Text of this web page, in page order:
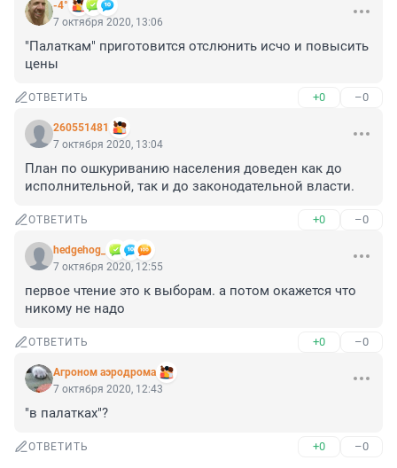
-4°
7 октября 2020, 13:06
"Палаткам" приготовится отслюнить исчо и повысить
цены
ОТВЕТИТЬ +0 –0
260551481
7 октября 2020, 13:04
План по ошкуриванию населения доведен как до
исполнительной, так и до законодательной власти.
ОТВЕТИТЬ +0 –0
hedgehog_
7 октября 2020, 12:55
первое чтение это к выборам. а потом окажется что
никому не надо
ОТВЕТИТЬ +0 –0
Агроном аэродрома
7 октября 2020, 12:43
"в палатках"?
ОТВЕТИТЬ +0 –0